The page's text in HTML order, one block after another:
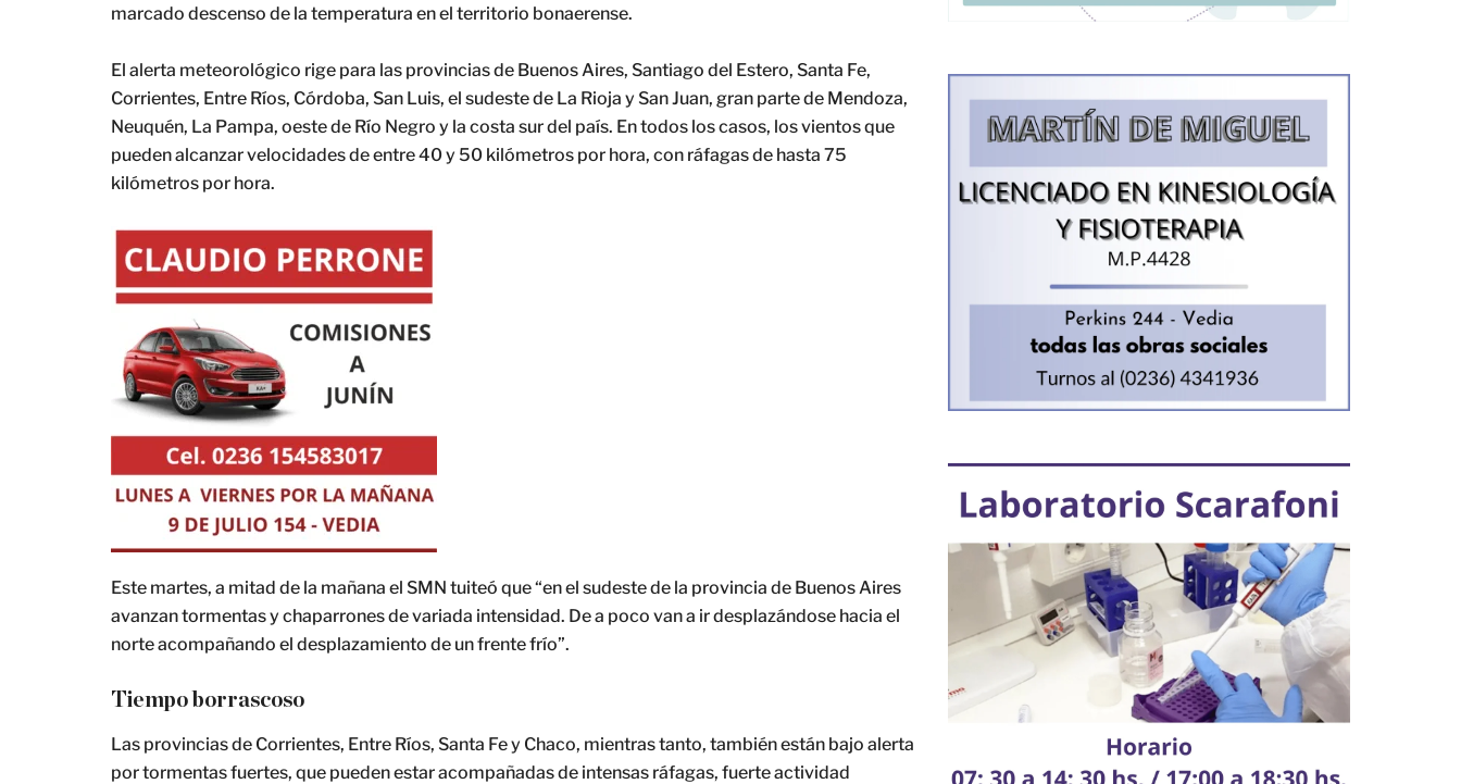
marcado descenso de la temperatura en el territorio bonaerense.
El alerta meteorológico rige para las provincias de Buenos Aires, Santiago del Estero, Santa Fe,
Corrientes, Entre Ríos, Córdoba, San Luis, el sudeste de La Rioja y San Juan, gran parte de Mendoza,
Neuquén, La Pampa, oeste de Río Negro y la costa sur del país. En todos los casos, los vientos que
pueden alcanzar velocidades de entre 40 y 50 kilómetros por hora, con ráfagas de hasta 75
kilómetros por hora.
Este martes, a mitad de la mañana el SMN tuiteó que “en el sudeste de la provincia de Buenos Aires
avanzan tormentas y chaparrones de variada intensidad. De a poco van a ir desplazándose hacia el
norte acompañando el desplazamiento de un frente frío”.
Tiempo borrascoso
Las provincias de Corrientes, Entre Ríos, Santa Fe y Chaco, mientras tanto, también están bajo alerta
por tormentas fuertes, que pueden estar acompañadas de intensas ráfagas, fuerte actividad